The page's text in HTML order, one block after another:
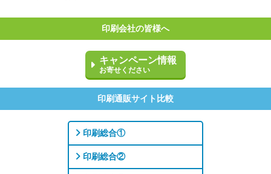
印刷会社の皆様へ
キャンペーン情報
お寄せください
印刷通販サイト比較
印刷総合①
印刷総合②